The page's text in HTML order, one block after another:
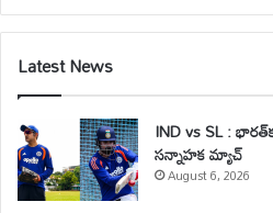
Latest News
IND vs SL :
సన్నాహక మ్యాచ్
August 6, 2026